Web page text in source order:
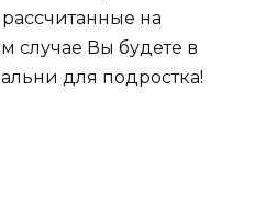
на
случае Вы будете в
для подростка!